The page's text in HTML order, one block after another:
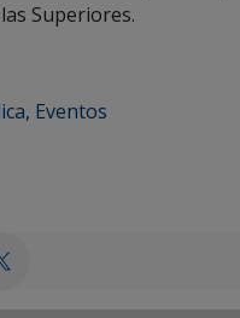
Superiores.
, Eventos